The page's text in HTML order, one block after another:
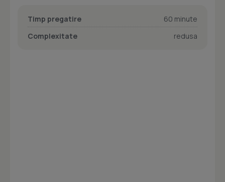
Timp pregatire
60 minute
Complexitate
redusa